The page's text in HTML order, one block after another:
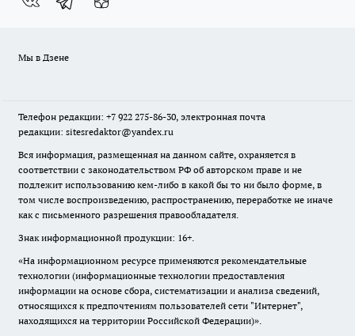
Мы в Дзене
Телефон редакции: +7 922 275-86-30, электронная почта
редакции: sitesredaktor@yandex.ru
Вся информация, размещенная на данном сайте, охраняется в
соответствии с законодательством РФ об авторском праве и не
подлежит использованию кем-либо в какой бы то ни было форме, в
том числе воспроизведению, распространению, переработке не иначе
как с письменного разрешения правообладателя.
Знак информационной продукции: 16+.
«На информационном ресурсе применяются рекомендательные
технологии (информационные технологии предоставления
информации на основе сбора, систематизации и анализа сведений,
относящихся к предпочтениям пользователей сети "Интернет",
находящихся на территории Российской Федерации)».